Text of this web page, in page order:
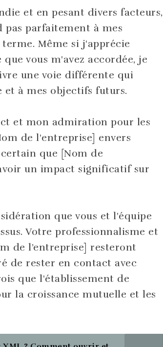
et en pesant divers facteurs,
parfaitement à mes
Même si j'apprécie
vous m'avez accordée, je
une voie différente qui
à mes objectifs futurs.
et mon admiration pour les
de l'entreprise] envers
que [Nom de
un impact significatif sur
que vous et l'équipe
Votre professionnalisme et
de l’entreprise] resteront
de rester en contact avec
que l'établissement de
la croissance mutuelle et les